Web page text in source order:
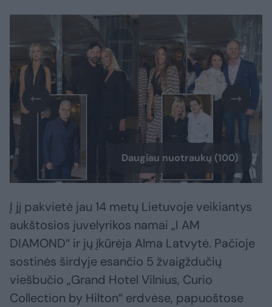
Daugiau nuotraukų (100)
Į jį pakvietė jau 14 metų Lietuvoje veikiantys
aukštosios juvelyrikos namai „I AM
DIAMOND“ ir jų įkūrėja Alma Latvytė. Pačioje
sostinės širdyje esančio 5 žvaigždučių
viešbučio „Grand Hotel Vilnius, Curio
Collection by Hilton“ erdvėse, papuoštose